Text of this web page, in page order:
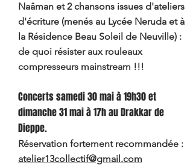
Naâman et 2 chansons issues d'ateliers
d'écriture (menés au Lycée Neruda et à
la Résidence Beau Soleil de Neuville) :
de quoi résister aux rouleaux
compresseurs mainstream !!!
Concerts samedi 30 mai à 19h30 et
dimanche 31 mai à 17h au Drakkar de
Dieppe.
Réservation fortement recommandée :
atelier13collectif@gmail.com